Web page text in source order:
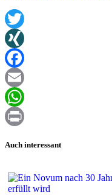
Twitter
XING
Facebook
Email
WhatsApp
Auch interessant